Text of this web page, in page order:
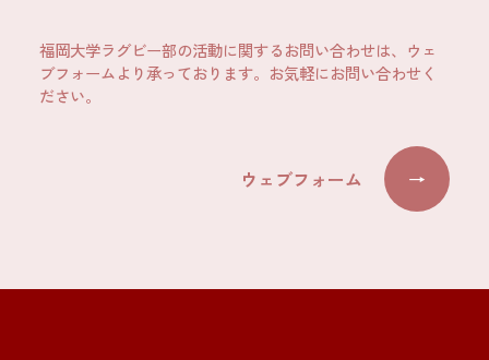
福岡大学ラグビー部の活動に関するお問い合わせは、ウェ
ブフォームより承っております。お気軽にお問い合わせく
ださい。
ウェブフォーム →